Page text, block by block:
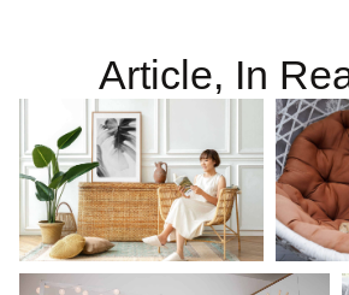
Article, In